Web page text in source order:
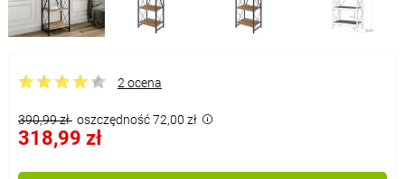
2 ocena
390,99 zł oszczędność 72,00 zł
318,99 zł